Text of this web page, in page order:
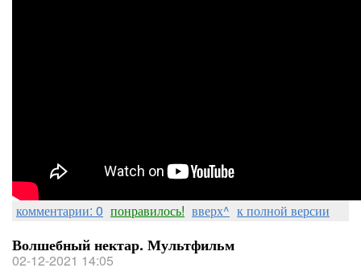
комментарии: 0 понравилось! вверх^ к полной версии
Волшебный нектар. Мультфильм
02-12-2021 14:05